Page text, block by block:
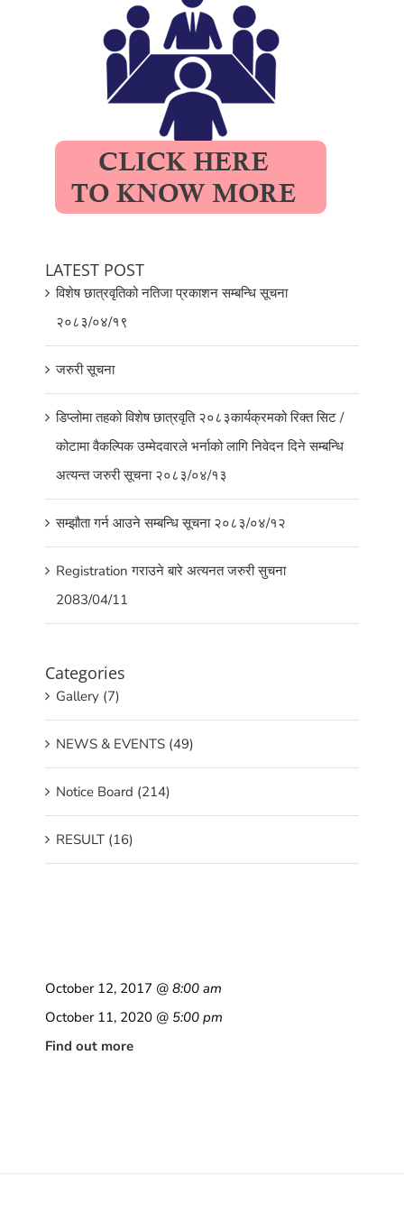
LATEST POST
विशेष छात्रवृतिको नतिजा प्रकाशन सम्बन्धि सूचना
२०८३/०४/१९
जरुरी सूचना
डिप्लोमा तहको विशेष छात्रवृति २०८३कार्यक्रमको रिक्त सिट /
कोटामा वैकल्पिक उम्मेदवारले भर्नाको लागि निवेदन दिने सम्बन्धि
अत्यन्त जरुरी सूचना २०८३/०४/१३
सम्झौता गर्न आउने सम्बन्धि सूचना २०८३/०४/१२
Registration गराउने बारे अत्यनत जरुरी सुचना
2083/04/11
Categories
Gallery (7)
NEWS & EVENTS (49)
Notice Board (214)
RESULT (16)
October 12, 2017 @ 8:00 am
October 11, 2020 @ 5:00 pm
Find out more